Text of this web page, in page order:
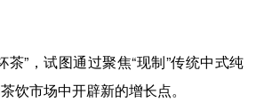
茶”，试图通过聚焦“现制”传统中式纯
饮市场中开辟新的增长点。